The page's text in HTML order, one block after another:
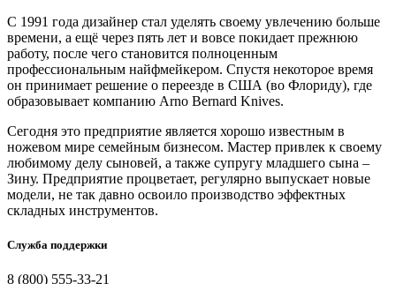
С 1991 года дизайнер стал уделять своему увлечению больше
времени, а ещё через пять лет и вовсе покидает прежнюю
работу, после чего становится полноценным
профессиональным найфмейкером. Спустя некоторое время
он принимает решение о переезде в США (во Флориду), где
образовывает компанию Arno Bernard Knives.
Сегодня это предприятие является хорошо известным в
ножевом мире семейным бизнесом. Мастер привлек к своему
любимому делу сыновей, а также супругу младшего сына –
Зину. Предприятие процветает, регулярно выпускает новые
модели, не так давно освоило производство эффектных
складных инструментов.
Служба поддержки
8 (800) 555-33-21